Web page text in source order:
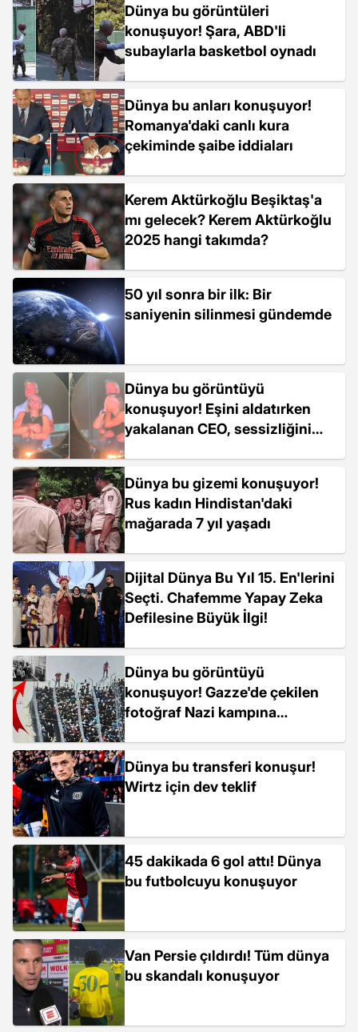
Dünya bu görüntüleri
konuşuyor! Şara, ABD'li
subaylarla basketbol oynadı
Dünya bu anları konuşuyor!
Romanya'daki canlı kura
çekiminde şaibe iddiaları
Kerem Aktürkoğlu Beşiktaş'a
mı gelecek? Kerem Aktürkoğlu
2025 hangi takımda?
50 yıl sonra bir ilk: Bir
saniyenin silinmesi gündemde
Dünya bu görüntüyü
konuşuyor! Eşini aldatırken
yakalanan CEO, sessizliğini
Dünya bu gizemi konuşuyor!
Rus kadın Hindistan'daki
mağarada 7 yıl yaşadı
Dijital Dünya Bu Yıl 15. En'lerini
Seçti. Chafemme Yapay Zeka
Defilesine Büyük İlgi!
Dünya bu görüntüyü
konuşuyor! Gazze'de çekilen
fotoğraf Nazi kampına
Dünya bu transferi konuşur!
Wirtz için dev teklif
45 dakikada 6 gol attı! Dünya
bu futbolcuyu konuşuyor
Van Persie çıldırdı! Tüm dünya
bu skandalı konuşuyor